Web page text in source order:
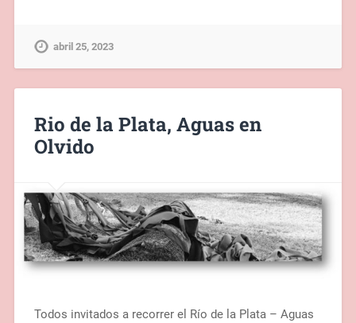
abril 25, 2023
Rio de la Plata, Aguas en
Olvido
Todos invitados a recorrer el Río de la Plata – Aguas